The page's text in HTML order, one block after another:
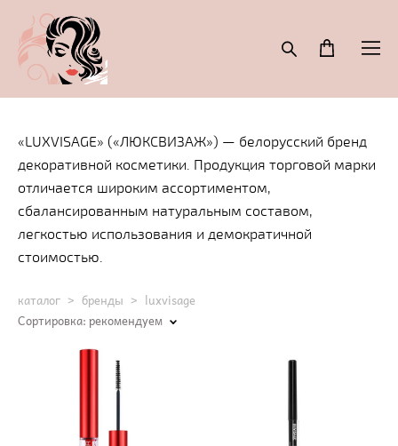
«LUXVISAGE» («ЛЮКСВИЗАЖ») — белорусский бренд
декоративной косметики. Продукция торговой марки
отличается широким ассортиментом,
сбалансированным натуральным составом,
легкостью использования и демократичной
стоимостью.
каталог > бренды > luxvisage
Сортировка:рекомендуем